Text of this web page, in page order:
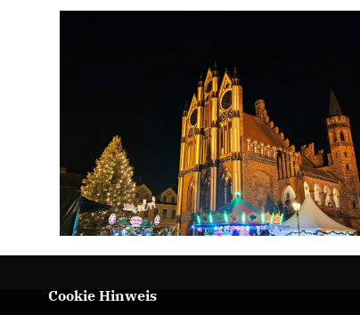
Cookie Hinweis